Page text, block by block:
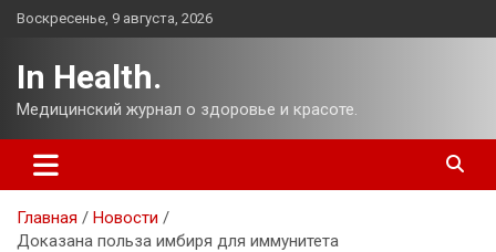
Перейти
Воскресенье, 9 августа, 2026
In Health.
Медицинский журнал о здоровье и красоте.
Главная
Новости
Доказана польза имбиря для иммунитета